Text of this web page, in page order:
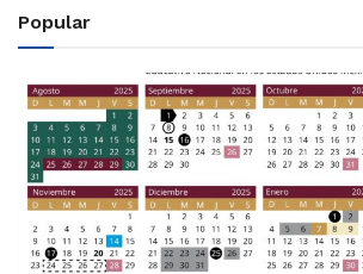
Popular